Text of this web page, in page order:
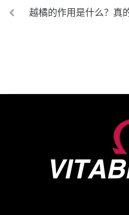
越橘的作用是什么？真